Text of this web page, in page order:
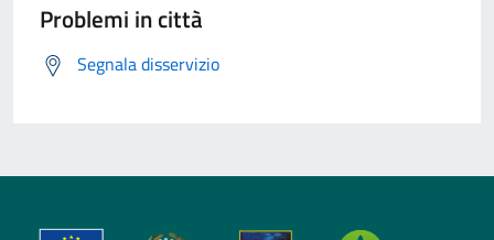
Problemi in città
Segnala disservizio